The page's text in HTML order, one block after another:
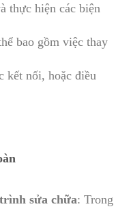
thực hiện các biện
bao gồm việc thay
kết nối, hoặc điều
sửa chữa: Trong